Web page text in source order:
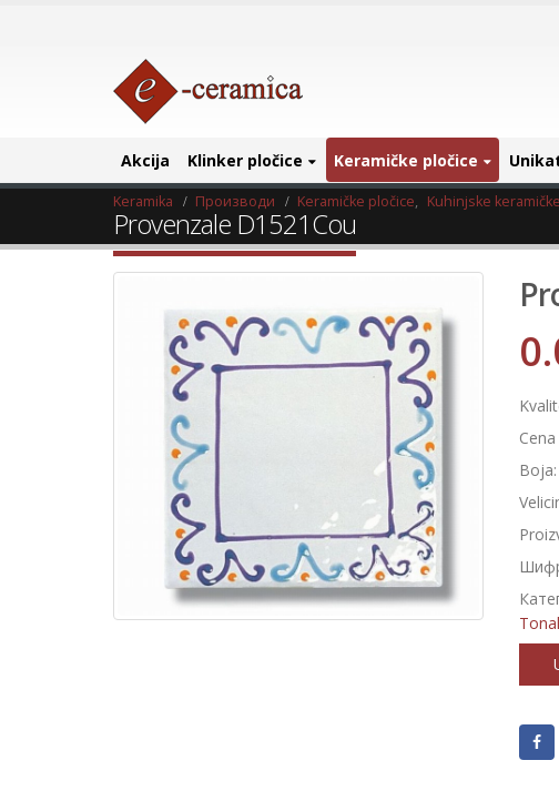
Akcija Klinker pločice Keramičke pločice
Keramika Производи Keramičke pločice, Kuhinjske
Provenzale D1521Cou
Cena
Boja: